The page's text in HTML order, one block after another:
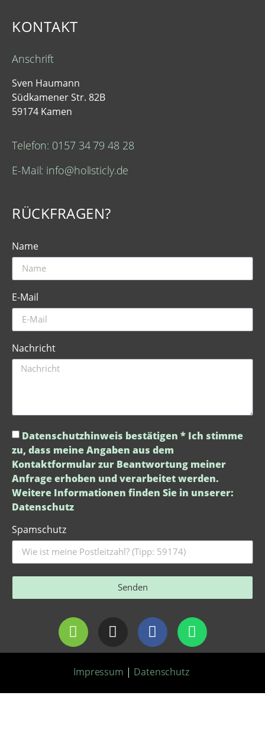
KONTAKT
Anschrift
Sven Haumann
Südkamener Str. 82B
59174 Kamen
Telefon: 0157 34 79 48 28
E-Mail: info@holisticly.de
RÜCKFRAGEN?
Name
E-Mail
Nachricht
Datenschutzhinweis bestätigen * Ich stimme
zu, dass meine Angaben aus dem
Kontaktformular zur Beantwortung meiner
Anfrage erhoben und verarbeitet werden.
Weitere Informationen finden Sie in unserer:
Datenschutz
Spamschutz
Senden
Impressum | Datenschutz